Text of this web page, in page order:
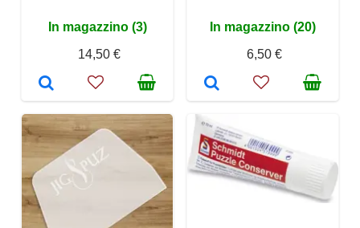
In magazzino (3)
14,50 €
In magazzino (20)
6,50 €